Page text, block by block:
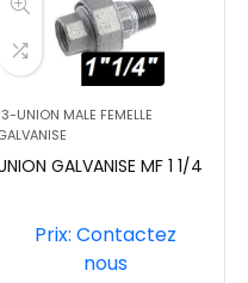
UNION MALE FEMELLE
GALVANISE MF 1 1/4
Prix: Contactez
nous